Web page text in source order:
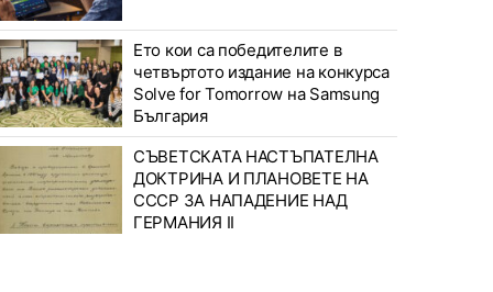
Ето кои са победителите в
четвъртото издание на конкурса
Solve for Tomorrow на Samsung
България
СЪВЕТСКАТА НАСТЪПАТЕЛНА
ДОКТРИНА И ПЛАНОВЕТЕ НА
СССР ЗА НАПАДЕНИЕ НАД
ГЕРМАНИЯ II